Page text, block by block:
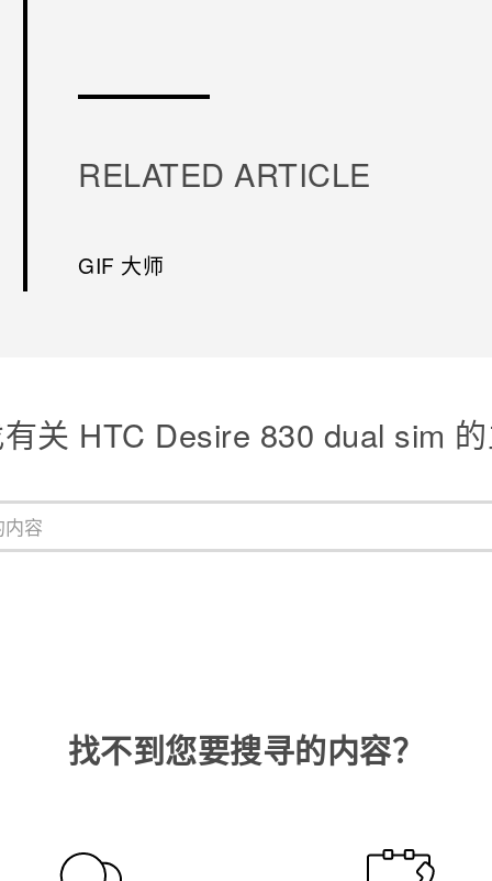
RELATED ARTICLE
GIF 大师
关 HTC Desire 830 dual sim
找不到您要搜寻的内容？